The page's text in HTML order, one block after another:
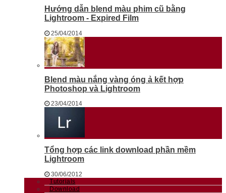
Hướng dẫn blend màu phim cũ bằng
Lightroom - Expired Film
25/04/2014
Blend màu nắng vàng óng ả kết hợp
Photoshop và Lightroom
23/04/2014
Tổng hợp các link download phần mềm
Lightroom
30/06/2012
Tutorials
Download